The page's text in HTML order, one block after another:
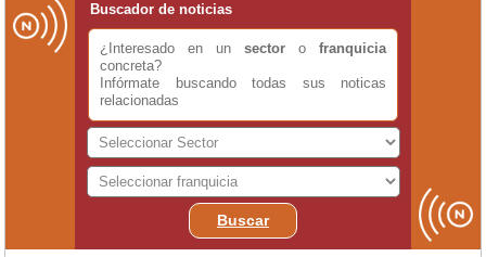
Buscador de noticias
¿Interesado en un sector o franquicia
concreta?
Infórmate buscando todas sus noticas
relacionadas
Buscar